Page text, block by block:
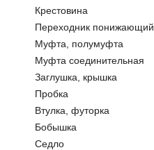
Крестовина
Переходник понижающий
Муфта, полумуфта
Муфта соединительная
Заглушка, крышка
Пробка
Втулка, футорка
Бобышка
Седло